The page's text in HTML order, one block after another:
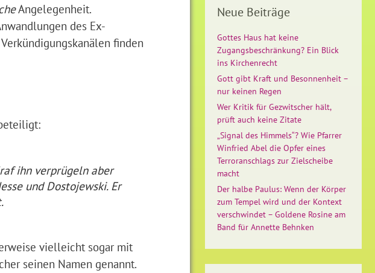
Angelegenheit.
des Ex-
finden
ihn verprügeln aber
und Dostojewski. Er
vielleicht sogar mit
seinen Namen genannt.
Neue Beiträge
Gottes Haus hat keine
Zugangsbeschränkung? Ein Blick
ins Kirchenrecht
Gott gibt Kraft und Besonnenheit –
nur keinen Regen
Wer Kritik für Gezwitscher hält,
prüft auch keine Zitate
„Signal des Himmels“? Wie Pfarrer
Winfried Abel die Opfer eines
Terroranschlags zur Zielscheibe
macht
Der halbe Paulus: Wenn der Körper
zum Tempel wird und der Kontext
verschwindet – Goldene Rosine am
Band für Annette Behnken